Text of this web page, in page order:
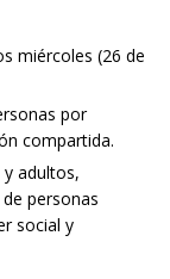
miércoles (26 de
por
compartida.
adultos,
personas
social y